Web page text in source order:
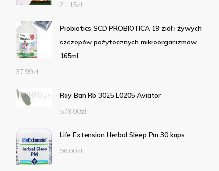
21,15zł
Probiotics SCD PROBIOTICA 19 ziół i żywych
szczepów pożytecznych mikroorganizmów
165ml
37,99zł
Ray Ban Rb 3025 L0205 Aviator
579,00zł
Life Extension Herbal Sleep Pm 30 kaps.
96,00zł